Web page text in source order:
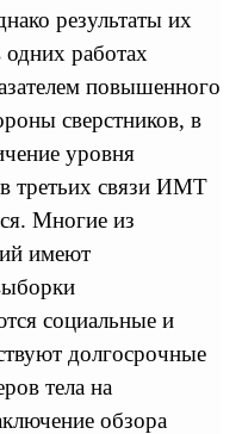
результаты их
работах
повышенного
сверстников, в
уровня
третьих связи ИМТ
Многие из
имеют
социальные и
долгосрочные
тела на
обзора